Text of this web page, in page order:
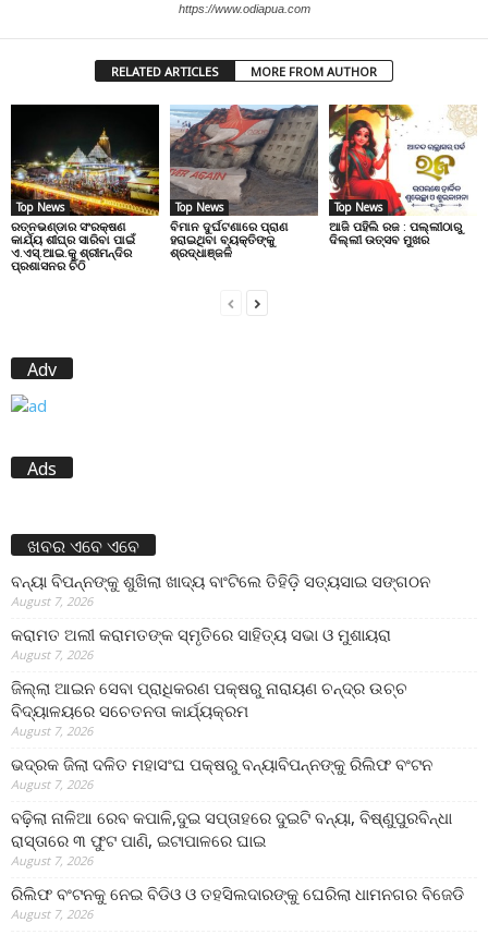
https://www.odiapua.com
RELATED ARTICLES MORE FROM AUTHOR
Top News
ରତ୍ନଭଣ୍ଡାର ସଂରକ୍ଷଣ
କାର୍ଯ୍ୟ ଶୀଘ୍ର ସାରିବା ପାଇଁ
ଏ.ଏସ୍.ଆଇ.କୁ ଶ୍ରୀମନ୍ଦିର
ପ୍ରଶାସନର ଚିଠି
Top News
ବିମାନ ଦୁର୍ଘଟଣାରେ ପ୍ରାଣ
ହରାଇଥିବା ବ୍ୟକ୍ତିଙ୍କୁ
ଶ୍ରଦ୍ଧାଞ୍ଜଳି
Top News
ଆଜି ପହିଲି ରଜ : ପଲ୍ଲୀଠାରୁ
ଦିଲ୍ଲୀ ଉତ୍ସବ ମୁଖର
Adv
Ads
ଖବର ଏବେ ଏବେ
ବନ୍ୟା ବିପନ୍ନଙ୍କୁ ଶୁଖିଲା ଖାଦ୍ୟ ବାଂଟିଲେ ତିହିଡି଼ ସତ୍ୟସାଇ ସଙ୍ଗଠନ
August 7, 2026
କରାମତ ଅଲୀ କରାମତଙ୍କ ସ୍ମୃତିରେ ସାହିତ୍ୟ ସଭା ଓ ମୁଶାୟରା
August 7, 2026
ଜିଲ୍ଲା ଆଇନ ସେବା ପ୍ରାଧିକରଣ ପକ୍ଷରୁ ନାରାୟଣ ଚନ୍ଦ୍ର ଉଚ୍ଚ
ବିଦ୍ୟାଳୟରେ ସଚେତନତା କାର୍ଯ୍ୟକ୍ରମ
August 7, 2026
ଭଦ୍ରକ ଜିଲା ଦଳିତ ମହାସଂଘ ପକ୍ଷରୁ ବନ୍ୟାବିପନ୍ନଙ୍କୁ ରିଲିଫ ବଂଟନ
August 7, 2026
ବଢ଼ିଲା ନାଳିଆ ରେବ କପାଳି,ଦୁଇ ସପ୍ତାହରେ ଦୁଇଟି ବନ୍ୟା, ବିଷ୍ଣୁପୁରବିନ୍ଧା
ରାସ୍ତାରେ ୩ ଫୁଟ ପାଣି, ଇଟାପାଳରେ ଘାଇ
August 7, 2026
ରିଲିଫ ବଂଟନକୁ ନେଇ ବିଡିଓ ଓ ତହସିଲଦାରଙ୍କୁ ଘେରିଲା ଧାମନଗର ବିଜେଡି
August 7, 2026